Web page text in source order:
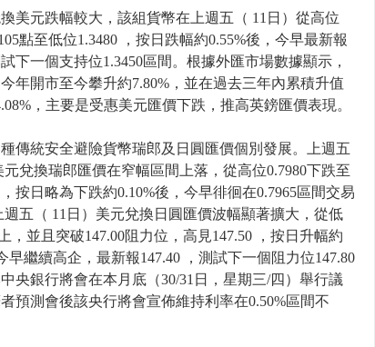
美元跌幅較大，該組貨幣在上週五（ 11日）從高位
點至低位1.3480 ，按日跌幅約0.55%後，今早最新報
下一個支持位1.3450區間。根據外匯市場數據顯示，
年開市至今攀升約7.80%，並在過去三年內累積升值
，主要是受惠美元匯價下跌，推高英鎊匯價表現。
傳統安全避險貨幣瑞郎及日圓匯價個別發展。上週五
元兌換瑞郎匯價在窄幅區間上落，從高位0.7980下跌至
按日略為下跌約0.10%後，今早徘徊在0.7965區間交易
週五（ 11日）美元兌換日圓匯價波幅顯著擴大，從低
，並且突破147.00阻力位，高見147.50 ，按日升幅約
早繼續高企，最新報147.40 ，測試下一個阻力位147.80
央銀行將會在本月底（30/31日，星期三/四）舉行議
預測會後該央行將會宣佈維持利率在0.50%區間不